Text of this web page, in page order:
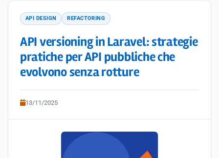
API DESIGN REFACTORING
API versioning in Laravel: strategie
pratiche per API pubbliche che
evolvono senza rotture
13/11/2025